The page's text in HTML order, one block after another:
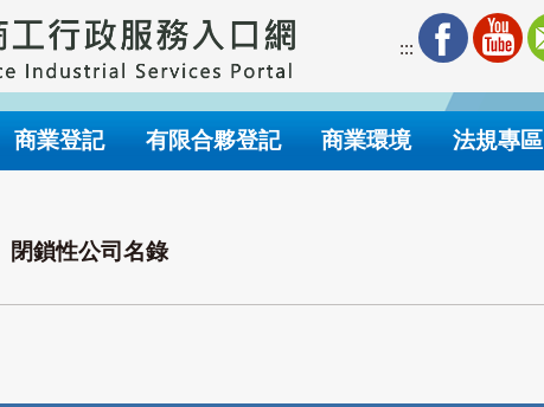
:::
商業登記 有限合夥登記 商業環境 法規專區
閉鎖性公司名錄